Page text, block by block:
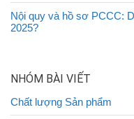
Nội quy và hồ sơ PCCC:
2025?
NHÓM BÀI VIẾT
Chất lượng Sản phẩm